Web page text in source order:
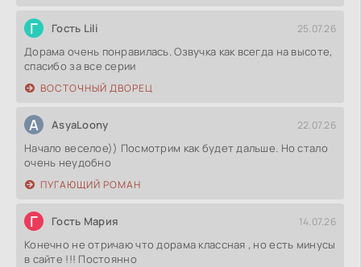
Г Гость Lili 25.07.26
Дорама очень понравилась. Озвучка как всегда на высоте,
спасибо за все серии
ВОСТОЧНЫЙ ДВОРЕЦ
A AsyaLoony 22.07.26
Начало веселое)) Посмотрим как будет дальше. Но стало
очень неудобно
ПУГАЮЩИЙ РОМАН
Г Гость Мария 14.07.26
Конечно не отричаю что дорама классная , но есть минусы
в сайте !!! Постоянно